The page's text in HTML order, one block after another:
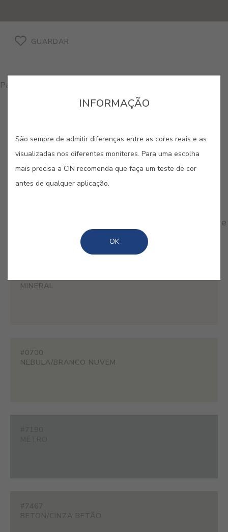
GUARDAR
Para comprar produtos nesta cor, por favor, contacte-nos
CORES RELACIONADAS
A versatilidade dos cinzentos permite criar desde
moderna, que se adapta a qualquer estilo e confere
um equilíbrio intemporal à decoração.
MINERAL
#0700
NEBULA/BRANCO NUVEM
#7467
BETON/CINZA BETÃO
INFORMAÇÃO
São sempre de admitir diferenças entre as cores reais e as
visualizadas nos diferentes monitores. Para uma escolha
mais precisa a CIN recomenda que faça um teste de cor
antes de qualquer aplicação.
OK